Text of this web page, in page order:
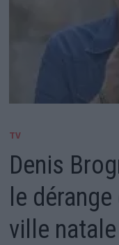
TV
Denis
le
ville natale